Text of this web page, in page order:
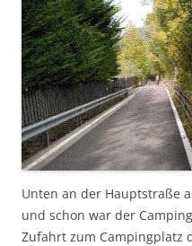
Unten an der Hauptstraße
und schon war der
Zufahrt zum Campingplatz